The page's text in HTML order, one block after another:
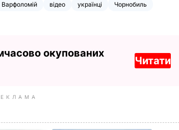
Варфоломій відео українці
Чорнобиль
окупованих
Читати